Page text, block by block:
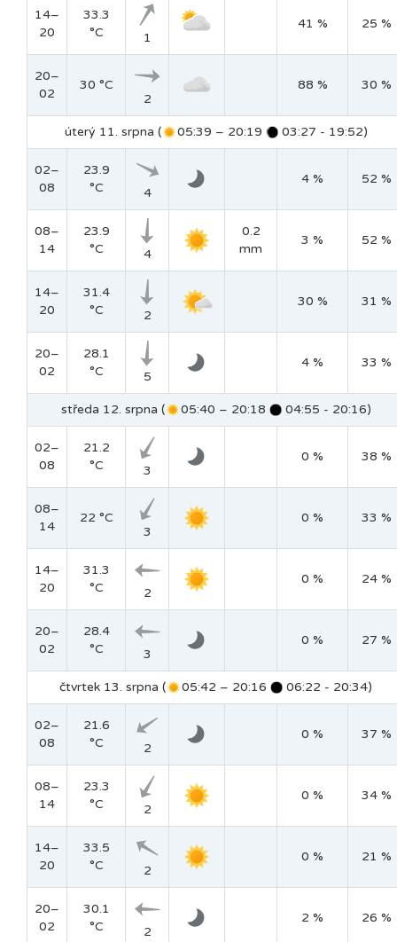
14–
20
33.3
°C
1
41 % 25 %
20–
02
30 °C
2
88 % 30 %
úterý 11. srpna ( 05:39 – 20:19 03:27 - 19:52)
02–
08
23.9
°C
4
4 % 52 %
08–
14
23.9
°C
4
0.2
mm
3 % 52 %
14–
20
31.4
°C
2
30 % 31 %
20–
02
28.1
°C
5
4 % 33 %
středa 12. srpna ( 05:40 – 20:18 04:55 - 20:16)
02–
08
21.2
°C
3
0 % 38 %
08–
14
22 °C
3
0 % 33 %
14–
20
31.3
°C
2
0 % 24 %
20–
02
28.4
°C
3
0 % 27 %
čtvrtek 13. srpna ( 05:42 – 20:16 06:22 - 20:34)
02–
08
21.6
°C
2
0 % 37 %
08–
14
23.3
°C
2
0 % 34 %
14–
20
33.5
°C
2
0 % 21 %
20–
02
30.1
°C
2
2 % 26 %